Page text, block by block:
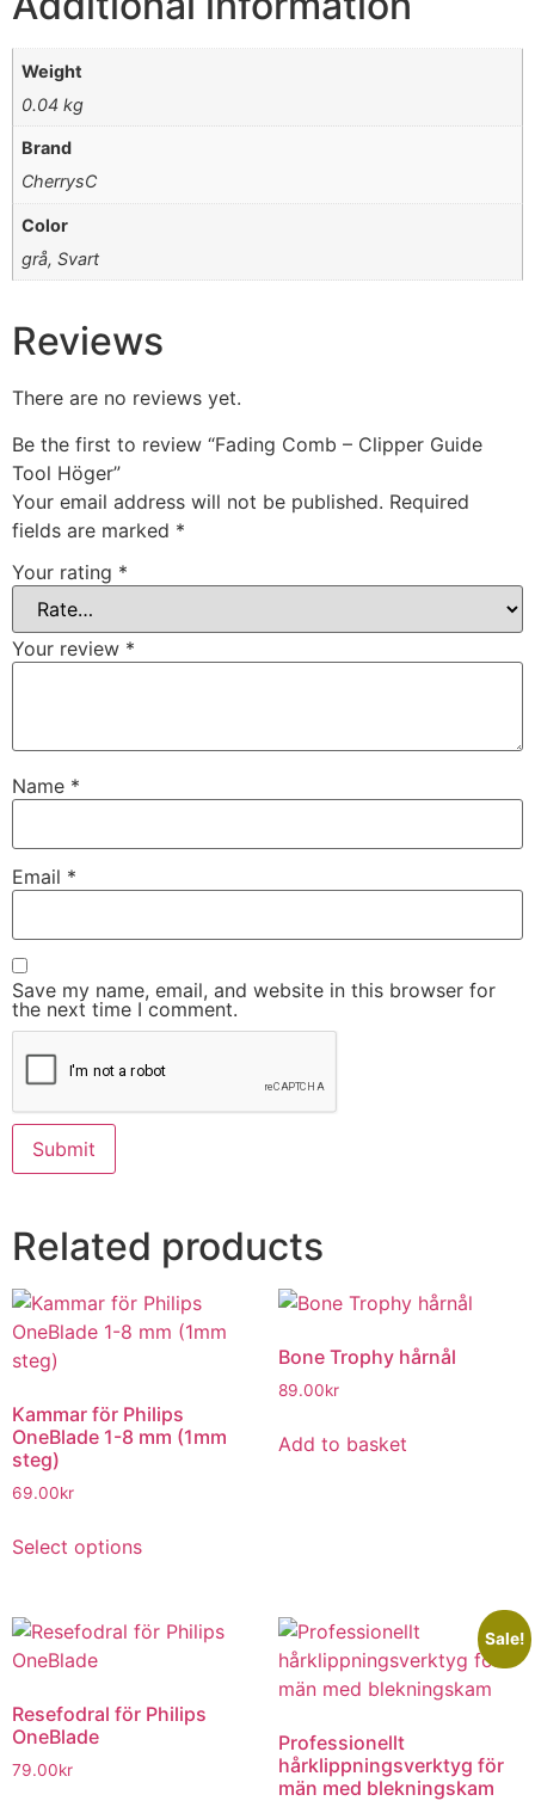
Weight
0.04 kg
Brand
CherrysC
Color
grå, Svart
Reviews
There are no reviews yet.
Be the first to review “Fading Comb – Clipper Guide
Tool Höger”
Your email address will not be published. Required
fields are marked *
Your rating *
Your review *
Name *
Email *
Save my name, email, and website in this browser for
the next time I comment.
Related products
Kammar för Philips
OneBlade 1-8 mm (1mm
steg)
69.00kr
Select options
Bone Trophy hårnål
89.00kr
Add to basket
Resefodral för Philips
OneBlade
79.00kr
Sale!
Professionellt
hårklippningsverktyg för
män med blekningskam